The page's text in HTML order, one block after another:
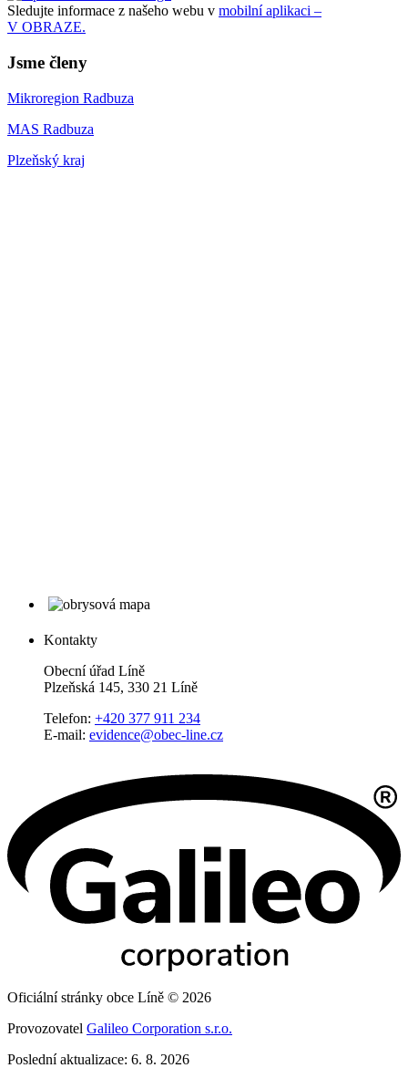
Sledujte informace z našeho webu v mobilní aplikaci –
V OBRAZE.
Jsme členy
Mikroregion Radbuza
MAS Radbuza
Plzeňský kraj
Kontakty
Obecní úřad Líně
Plzeňská 145, 330 21 Líně
Telefon: +420 377 911 234
E-mail: evidence@obec-line.cz
Oficiální stránky obce Líně © 2026
Provozovatel Galileo Corporation s.r.o.
Poslední aktualizace: 6. 8. 2026